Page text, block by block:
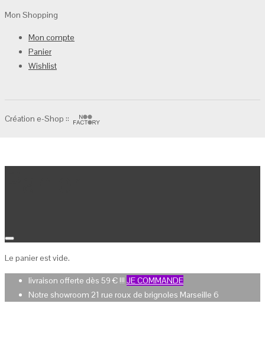
Mon Shopping
Mon compte
Panier
Wishlist
Création e-Shop ::
Le panier est vide.
livraison offerte dès 59 € !!! JE COMMANDE
Notre showroom 21 rue roux de brignoles Marseille 6